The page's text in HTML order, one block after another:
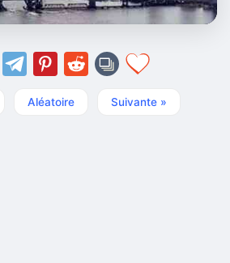
Aléatoire Suivante »